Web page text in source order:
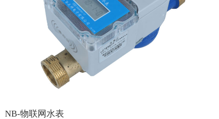
NB-物联网水表